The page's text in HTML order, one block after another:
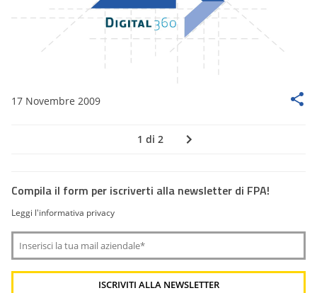
17 Novembre 2009
1 di 2
Compila il form per iscriverti alla newsletter di FPA!
Leggi l'informativa privacy